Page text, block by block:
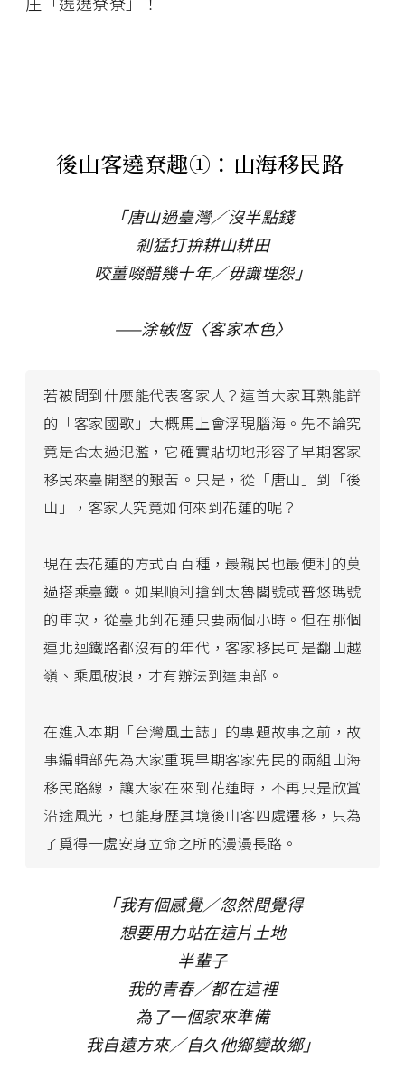
後山客遶尞趣①：山海移民路
「唐山過臺灣／沒半點錢
剎猛打拚耕山耕田
咬薑啜醋幾十年／毋識埋怨」
——涂敏恆〈客家本色〉
若被問到什麼能代表客家人？這首大家耳熟能詳
的「客家國歌」大概馬上會浮現腦海。先不論究
竟是否太過氾濫，它確實貼切地形容了早期客家
移民來臺開墾的艱苦。只是，從「唐山」到「後
山」，客家人究竟如何來到花蓮的呢？
現在去花蓮的方式百百種，最親民也最便利的莫
過搭乘臺鐵。如果順利搶到太魯閣號或普悠瑪號
的車次，從臺北到花蓮只要兩個小時。但在那個
連北迴鐵路都沒有的年代，客家移民可是翻山越
嶺、乘風破浪，才有辦法到達東部。
在進入本期「台灣風土誌」的專題故事之前，故
事編輯部先為大家重現早期客家先民的兩組山海
移民路線，讓大家在來到花蓮時，不再只是欣賞
沿途風光，也能身歷其境後山客四處遷移，只為
了覓得一處安身立命之所的漫漫長路。
「我有個感覺／忽然間覺得
想要用力站在這片土地
半輩子
我的青春／都在這裡
為了一個家來準備
我自遠方來／自久他鄉變故鄉」